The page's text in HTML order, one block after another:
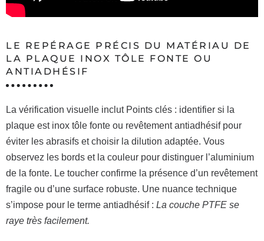
LE REPÉRAGE PRÉCIS DU MATÉRIAU DE
LA PLAQUE INOX TÔLE FONTE OU
ANTIADHÉSIF
La vérification visuelle inclut Points clés : identifier si la
plaque est inox tôle fonte ou revêtement antiadhésif pour
éviter les abrasifs et choisir la dilution adaptée. Vous
observez les bords et la couleur pour distinguer l’aluminium
de la fonte. Le toucher confirme la présence d’un revêtement
fragile ou d’une surface robuste. Une nuance technique
s’impose pour le terme antiadhésif : La couche PTFE se
raye très facilement.